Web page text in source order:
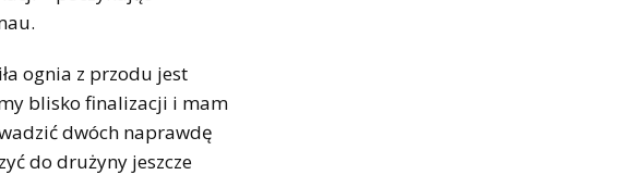
ognia z przodu jest
blisko finalizacji i mam
dwóch naprawdę
do drużyny jeszcze